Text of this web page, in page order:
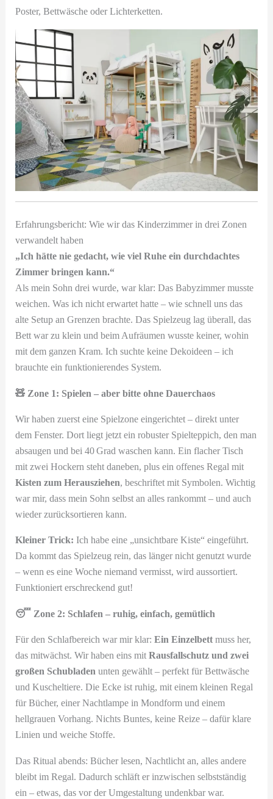
Poster, Bettwäsche oder Lichterketten.
Erfahrungsbericht: Wie wir das Kinderzimmer in drei Zonen
verwandelt haben
„Ich hätte nie gedacht, wie viel Ruhe ein durchdachtes
Zimmer bringen kann.“
Als mein Sohn drei wurde, war klar: Das Babyzimmer musste
weichen. Was ich nicht erwartet hatte – wie schnell uns das
alte Setup an Grenzen brachte. Das Spielzeug lag überall, das
Bett war zu klein und beim Aufräumen wusste keiner, wohin
mit dem ganzen Kram. Ich suchte keine Dekoideen – ich
brauchte ein funktionierendes System.
🧸 Zone 1: Spielen – aber bitte ohne Dauerchaos
Wir haben zuerst eine Spielzone eingerichtet – direkt unter
dem Fenster. Dort liegt jetzt ein robuster Spielteppich, den man
absaugen und bei 40 Grad waschen kann. Ein flacher Tisch
mit zwei Hockern steht daneben, plus ein offenes Regal mit
Kisten zum Herausziehen, beschriftet mit Symbolen. Wichtig
war mir, dass mein Sohn selbst an alles rankommt – und auch
wieder zurücksortieren kann.
Kleiner Trick: Ich habe eine „unsichtbare Kiste“ eingeführt.
Da kommt das Spielzeug rein, das länger nicht genutzt wurde
– wenn es eine Woche niemand vermisst, wird aussortiert.
Funktioniert erschreckend gut!
😴 Zone 2: Schlafen – ruhig, einfach, gemütlich
Für den Schlafbereich war mir klar:Ein Einzelbett muss her,
das mitwächst. Wir haben eins mitRausfallschutz und zwei
großen Schubladen unten gewählt – perfekt für Bettwäsche
und Kuscheltiere. Die Ecke ist ruhig, mit einem kleinen Regal
für Bücher, einer Nachtlampe in Mondform und einem
hellgrauen Vorhang. Nichts Buntes, keine Reize – dafür klare
Linien und weiche Stoffe.
Das Ritual abends: Bücher lesen, Nachtlicht an, alles andere
bleibt im Regal. Dadurch schläft er inzwischen selbstständig
ein – etwas, das vor der Umgestaltung undenkbar war.